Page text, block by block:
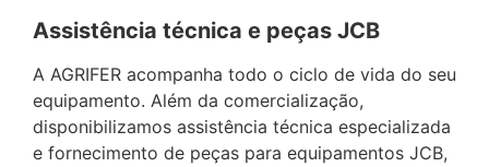
Assistência técnica e peças JCB
A AGRIFER acompanha todo o ciclo de vida do seu
equipamento. Além da comercialização,
disponibilizamos assistência técnica especializada
e fornecimento de peças para equipamentos JCB,